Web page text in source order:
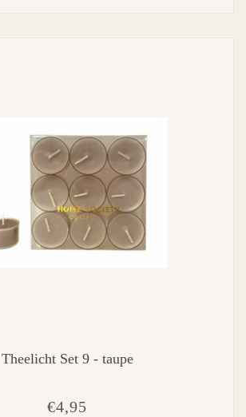
Theelicht Set 9 - taupe
€4,95